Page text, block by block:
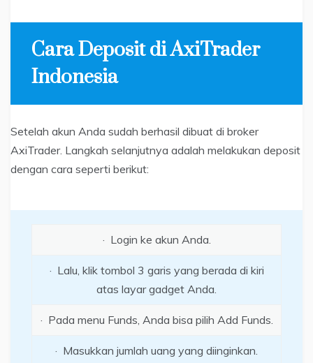
Cara Deposit di AxiTrader
Indonesia
Setelah akun Anda sudah berhasil dibuat di broker
AxiTrader. Langkah selanjutnya adalah melakukan deposit
dengan cara seperti berikut:
· Login ke akun Anda.
· Lalu, klik tombol 3 garis yang berada di kiri
atas layar gadget Anda.
· Pada menu Funds, Anda bisa pilih Add Funds.
· Masukkan jumlah uang yang diinginkan.